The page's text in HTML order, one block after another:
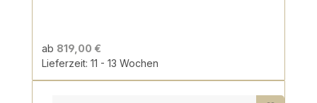
ab 819,00 €
Lieferzeit: 11 - 13 Wochen